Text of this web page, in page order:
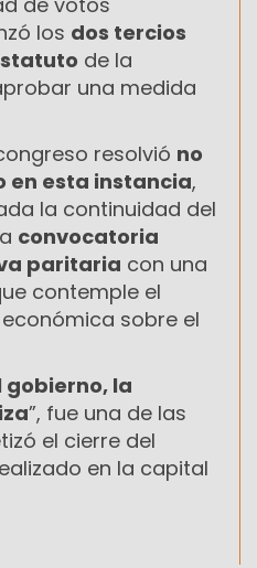
los dos tercios
de la
una medida
resolvió no
en esta instancia,
la continuidad del
convocatoria
paritaria con una
contemple el
sobre el
gobierno, la
”, fue una de las
el cierre del
en la capital